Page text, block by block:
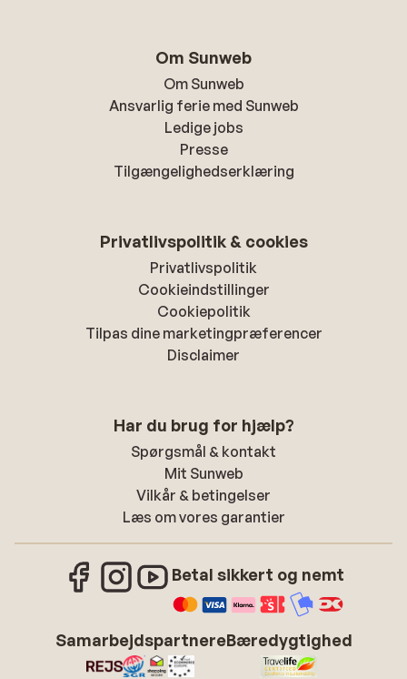
Om Sunweb
Om Sunweb
Ansvarlig ferie med Sunweb
Ledige jobs
Presse
Tilgængelighedserklæring
Privatlivspolitik & cookies
Privatlivspolitik
Cookieindstillinger
Cookiepolitik
Tilpas dine marketingpræferencer
Disclaimer
Har du brug for hjælp?
Spørgsmål & kontakt
Mit Sunweb
Vilkår & betingelser
Læs om vores garantier
Betal sikkert og nemt
SamarbejdspartnereBæredygtighed